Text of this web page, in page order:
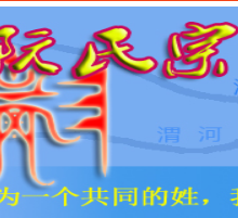
网上祭祀 排行榜